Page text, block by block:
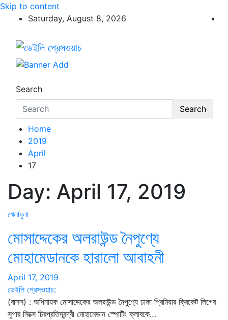
Skip to content
Saturday, August 8, 2026
ডেইলি প্রেসওয়াচ
ডেইলি প্রেসওয়াচ মুক্তিযুদ্ধের চেতনায় উদ্বুদ্ধ মুখপত্র
Search
Search
Home
2019
April
17
Day: April 17, 2019
খেলাধুলা
মোসাদ্দেকের অলরাউন্ড নৈপুণ্যে
মোহামেডানকে হারালো আবাহনী
April 17, 2019
ডেইলি প্রেসওয়াচ:
(বাসস) : অধিনায়ক মোসাদ্দেকের অলরাউন্ড নৈপুণ্যে ঢাকা প্রিমিয়ার ক্রিকেট লিগের
সুপার সিক্সে চিরপ্রতিদ্বন্দ্বী মোহামেডান স্পোটিং ক্লাবকে…